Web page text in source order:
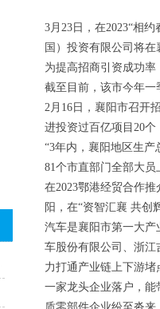
3月23日，在2023“相
国）投资有限公司将在
为提高招商引资成功率
截至目前，该市今年一
2月16日，襄阳市召开
进投资过百亿项目20个
“3年内，襄阳地区生
81个市直部门全部大员
在2023鄂港经贸合作
阳，在“资智汇襄 共创
汽车是襄阳市第一大
车股份有限公司、浙
力打通产业链上下游堵
一家龙头企业落户，